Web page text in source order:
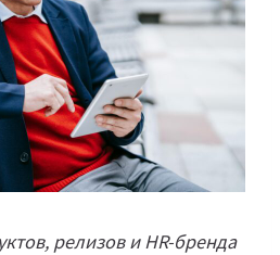
релизов и HR-бренда